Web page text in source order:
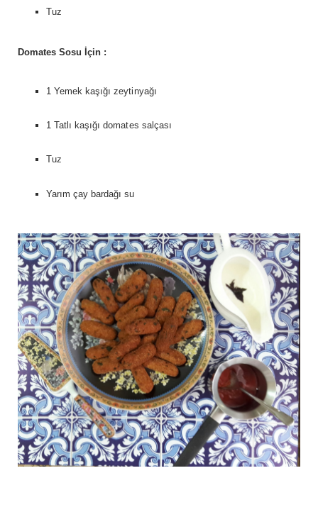
Tuz
Domates Sosu İçin :
1 Yemek kaşığı zeytinyağı
1 Tatlı kaşığı domates salçası
Tuz
Yarım çay bardağı su